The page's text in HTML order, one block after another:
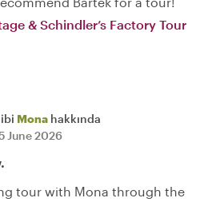
& Schindler’s Factory Tour
Mona hakkında
June 2026
tour with Mona through the